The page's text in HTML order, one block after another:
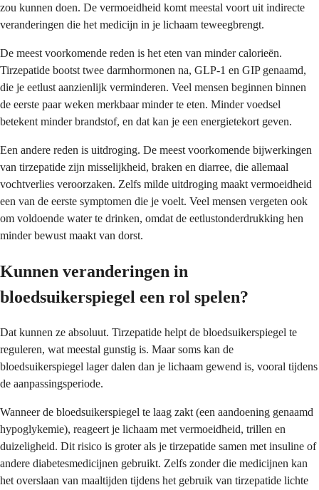
zou kunnen doen. De vermoeidheid komt meestal voort uit indirecte
veranderingen die het medicijn in je lichaam teweegbrengt.
De meest voorkomende reden is het eten van minder calorieën.
Tirzepatide bootst twee darmhormonen na, GLP-1 en GIP genaamd,
die je eetlust aanzienlijk verminderen. Veel mensen beginnen binnen
de eerste paar weken merkbaar minder te eten. Minder voedsel
betekent minder brandstof, en dat kan je een energietekort geven.
Een andere reden is uitdroging. De meest voorkomende bijwerkingen
van tirzepatide zijn misselijkheid, braken en diarree, die allemaal
vochtverlies veroorzaken. Zelfs milde uitdroging maakt vermoeidheid
een van de eerste symptomen die je voelt. Veel mensen vergeten ook
om voldoende water te drinken, omdat de eetlustonderdrukking hen
minder bewust maakt van dorst.
Kunnen veranderingen in
bloedsuikerspiegel een rol spelen?
Dat kunnen ze absoluut. Tirzepatide helpt de bloedsuikerspiegel te
reguleren, wat meestal gunstig is. Maar soms kan de
bloedsuikerspiegel lager dalen dan je lichaam gewend is, vooral tijdens
de aanpassingsperiode.
Wanneer de bloedsuikerspiegel te laag zakt (een aandoening genaamd
hypoglykemie), reageert je lichaam met vermoeidheid, trillen en
duizeligheid. Dit risico is groter als je tirzepatide samen met insuline of
andere diabetesmedicijnen gebruikt. Zelfs zonder die medicijnen kan
het overslaan van maaltijden tijdens het gebruik van tirzepatide lichte